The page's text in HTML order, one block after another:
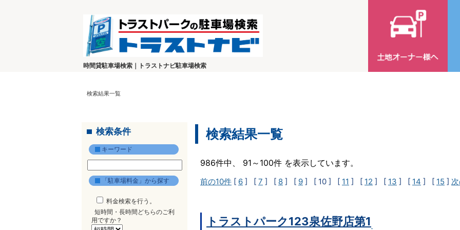
時間貸駐車場検索｜トラストナビ駐車場検索
検索結果一覧
検索条件
キーワード
「駐車場料金」から探す
料金検索を行う。
短時間・長時間どちらのご利
用ですか？
検索結果一覧
986件中、 91～100件 を表示しています。
前の10件 [ 6 ] [ 7 ] [ 8 ] [ 9 ] [ 10 ] [ 11 ] [ 12 ] [ 13 ] [ 14 ] [ 15 ]
トラストパーク123泉佐野店第1